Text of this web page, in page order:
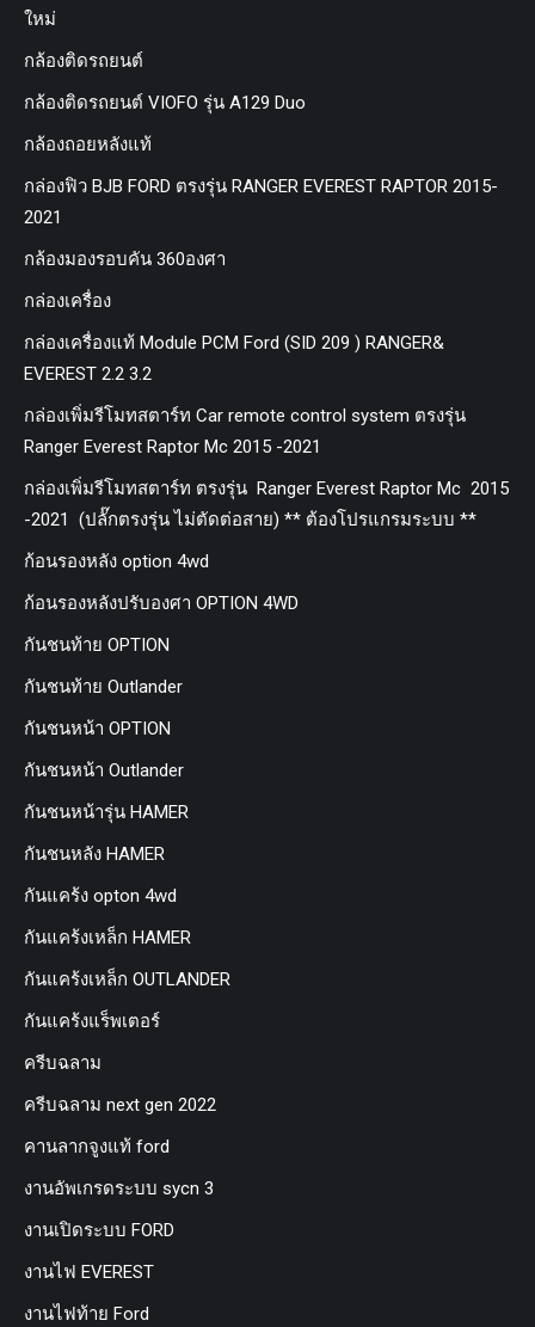
ใหม่
กล้องติดรถยนต์
กล้องติดรถยนต์ VIOFO รุ่น A129 Duo
กล้องถอยหลังแท้
กล่องฟิว BJB FORD ตรงรุ่น RANGER EVEREST RAPTOR 2015-
2021
กล้องมองรอบคัน 360องศา
กล่องเครื่อง
กล่องเครื่องแท้ Module PCM Ford (SID 209 ) RANGER&
EVEREST 2.2 3.2
กล่องเพิ่มรีโมทสตาร์ท Car remote control system ตรงรุ่น
Ranger Everest Raptor Mc 2015 -2021
กล่องเพิ่มรีโมทสตาร์ท ตรงรุ่น Ranger Everest Raptor Mc 2015
-2021 (ปลั๊กตรงรุ่น ไม่ตัดต่อสาย) ** ต้องโปรแกรมระบบ **
ก้อนรองหลัง option 4wd
ก้อนรองหลังปรับองศา OPTION 4WD
กันชนท้าย OPTION
กันชนท้าย Outlander
กันชนหน้า OPTION
กันชนหน้า Outlander
กันชนหน้ารุ่น HAMER
กันชนหลัง HAMER
กันแคร้ง opton 4wd
กันแคร้งเหล็ก HAMER
กันแคร้งเหล็ก OUTLANDER
กันแคร้งแร็พเตอร์
ครีบฉลาม
ครีบฉลาม next gen 2022
คานลากจูงแท้ ford
งานอัพเกรดระบบ sycn 3
งานเปิดระบบ FORD
งานไฟ EVEREST
งานไฟท้าย Ford